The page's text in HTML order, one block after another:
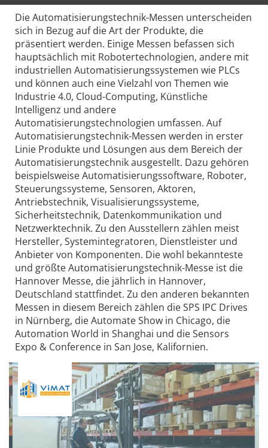
Die Automatisierungstechnik-Messen unterscheiden
sich in Bezug auf die Art der Produkte, die
präsentiert werden. Einige Messen befassen sich
hauptsächlich mit Robotertechnologien, andere mit
industriellen Automatisierungssystemen wie PLCs
und können auch eine Vielzahl von Themen wie
Industrie 4.0, Cloud-Computing, Künstliche
Intelligenz und andere
Automatisierungstechnologien umfassen. Auf
Automatisierungstechnik-Messen werden in erster
Linie Produkte und Lösungen aus dem Bereich der
Automatisierungstechnik ausgestellt. Dazu gehören
beispielsweise Automatisierungssoftware, Roboter,
Steuerungssysteme, Sensoren, Aktoren,
Antriebstechnik, Visualisierungssysteme,
Sicherheitstechnik, Datenkommunikation und
Netzwerktechnik. Zu den Ausstellern zählen meist
Hersteller, Systemintegratoren, Dienstleister und
Anbieter von Komponenten. Die wohl bekannteste
und größte Automatisierungstechnik-Messe ist die
Hannover Messe, die jährlich in Hannover,
Deutschland stattfindet. Zu den anderen bekannten
Messen in diesem Bereich zählen die SPS IPC Drives
in Nürnberg, die Automate Show in Chicago, die
Automation World in Shanghai und die Sensors
Expo & Conference in San Jose, Kalifornien.